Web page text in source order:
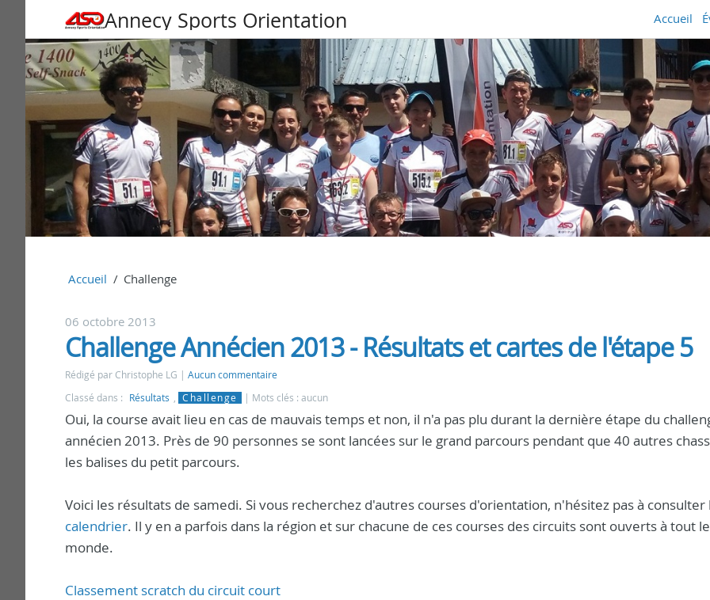
Annecy Sports Orientation Accueil
Accueil Challenge
06 octobre 2013
Challenge Annécien 2013 - Résultats et cartes de l'étape 5
Rédigé par Christophe LG
Aucun commentaire
Classé dans :
Résultats , Challenge Mots clés : aucun
Oui, la course avait lieu en cas de mauvais temps et non, il n'a pas plu durant la dernière étape du
annécien 2013. Près de 90 personnes se sont lancées sur le grand parcours pendant que 40 autres
les balises du petit parcours.
Voici les résultats de samedi. Si vous recherchez d'autres courses d'orientation, n'hésitez pas à consulter
calendrier. Il y en a parfois dans la région et sur chacune de ces courses des circuits sont ouverts à tout le
monde.
Classement scratch du circuit court